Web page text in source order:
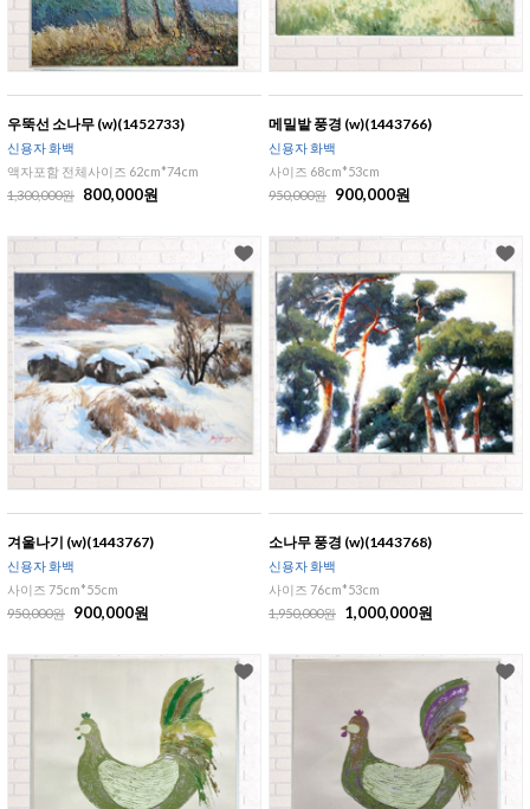
우뚝선 소나무 (w)(1452733)
신용자 화백
액자포함 전체사이즈 62cm*74cm
1,300,000원
800,000원
메밀밭 풍경 (w)(1443766)
신용자 화백
사이즈 68cm*53cm
950,000원
900,000원
겨울나기 (w)(1443767)
신용자 화백
사이즈 75cm*55cm
950,000원
900,000원
소나무 풍경 (w)(1443768)
신용자 화백
사이즈 76cm*53cm
1,950,000원
1,000,000원